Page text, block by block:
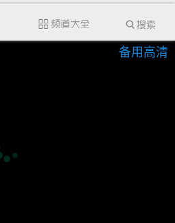
备用高清